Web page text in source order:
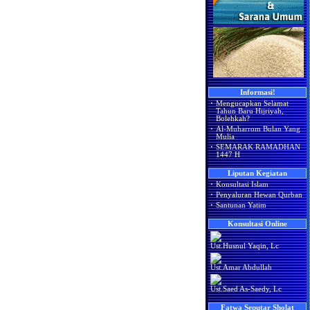
Informasi!
· Mengucapkan Selamat
Tahun Baru Hijriyah,
Bolehkah?
· Al-Muharrom Bulan Yang
Mulia
· SEMARAK RAMADHAN
1447 H
Liputan Kegiatan
· Konsultasi Islam
· Penyaluran Hewan Qurban
· Santunan Yatim
Konsultasi Online
Ust.Husnul Yaqin, Lc
Ust.Amar Abdullah
Ust.Saed As-Saedy, Lc
Fatwa Seputar Sholat